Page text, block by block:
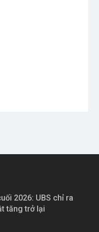
2026: UBS chỉ ra
tăng trở lại